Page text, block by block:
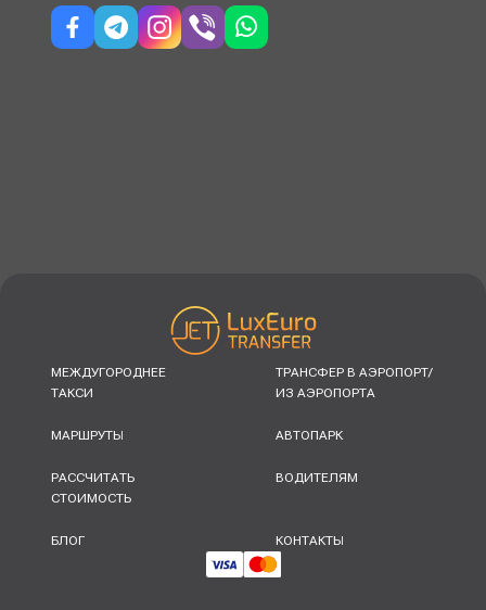
МЕЖДУГОРОДНЕЕ
ТАКСИ
ТРАНСФЕР В АЭРОПОРТ/
ИЗ АЭРОПОРТА
МАРШРУТЫ АВТОПАРК
РАССЧИТАТЬ
СТОИМОСТЬ
ВОДИТЕЛЯМ
БЛОГ КОНТАКТЫ